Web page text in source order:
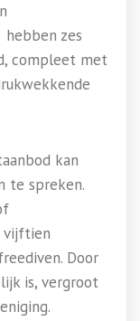
zes
compleet met
kan
te spreken.
vijftien
Door
is, vergroot